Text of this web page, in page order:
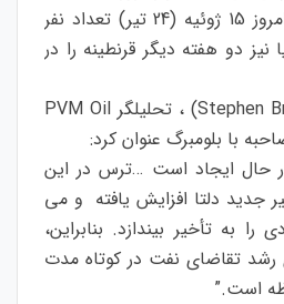
کوید-19 در کره جنوبی امروز 15 ژوئیه (24 تیر) تعداد نفر
نیز دو هفته دیگر قرنطینه را در
استفان برناک (Stephen Brennock) ، تحلیلگر PVM Oil
حال ایجاد است …ترس در این
جدید دلتا افزایش یافته و می
را به تأخیر بیندازد. بنابراین،
رشد تقاضای نفت در کوتاه مدت
است.”